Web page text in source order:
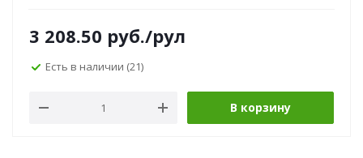
3 208.50 руб./рул
Есть в наличии (21)
В корзину